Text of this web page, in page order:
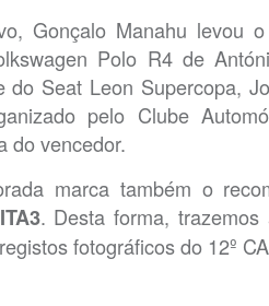
Gonçalo Manahu levou
Polo R4 de
do Seat Leon Supercopa,
pelo Clube
do vencedor.
marca também o
. Desta forma,
fotográficos do 12º